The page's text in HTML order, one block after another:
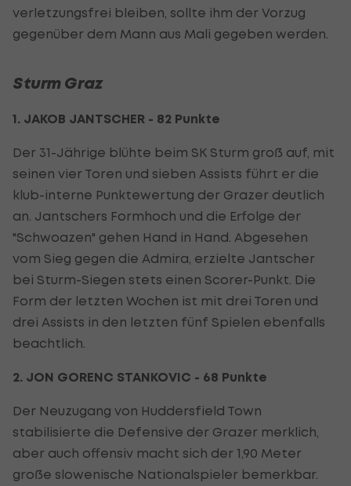
verletzungsfrei bleiben, sollte ihm der Vorzug
gegenüber dem Mann aus Mali gegeben werden.
Sturm Graz
1. JAKOB JANTSCHER - 82 Punkte
Der 31-Jährige blühte beim SK Sturm groß auf, mit
seinen vier Toren und sieben Assists führt er die
klub-interne Punktewertung der Grazer deutlich
an. Jantschers Formhoch und die Erfolge der
"Schwoazen" gehen Hand in Hand. Abgesehen
vom Sieg gegen die Admira, erzielte Jantscher
bei Sturm-Siegen stets einen Scorer-Punkt. Die
Form der letzten Wochen ist mit drei Toren und
drei Assists in den letzten fünf Spielen ebenfalls
beachtlich.
2. JON GORENC STANKOVIC - 68 Punkte
Der Neuzugang von Huddersfield Town
stabilisierte die Defensive der Grazer merklich,
aber auch offensiv macht sich der 1,90 Meter
große slowenische Nationalspieler bemerkbar.